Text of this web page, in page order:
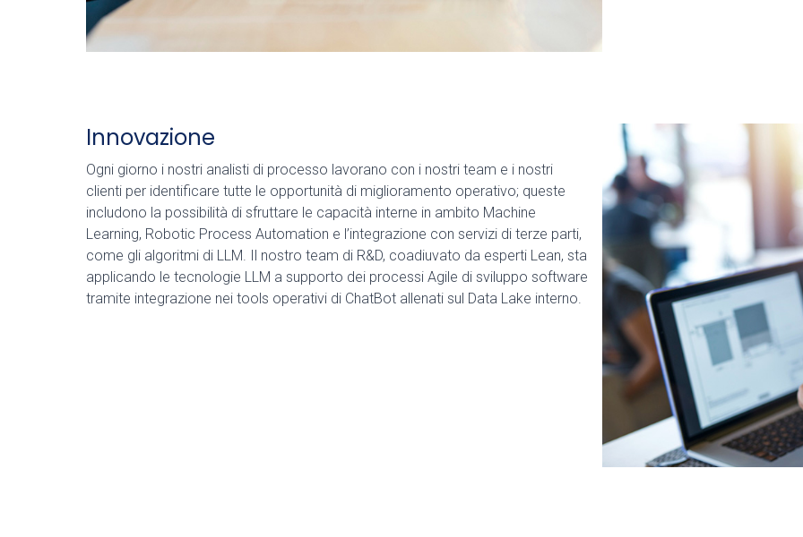
Innovazione
Ogni giorno i nostri analisti di processo lavorano con i nostri team e i nostri
clienti per identificare tutte le opportunità di miglioramento operativo; queste
includono la possibilità di sfruttare le capacità interne in ambito Machine
Learning, Robotic Process Automation e l’integrazione con servizi di terze parti,
come gli algoritmi di LLM. Il nostro team di R&D, coadiuvato da esperti Lean, sta
applicando le tecnologie LLM a supporto dei processi Agile di sviluppo software
tramite integrazione nei tools operativi di ChatBot allenati sul Data Lake interno.